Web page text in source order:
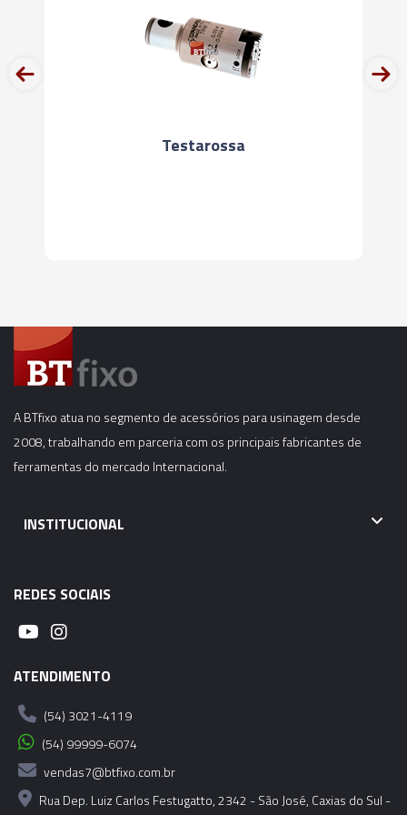
Testarossa
prev next
A BTfixo atua no segmento de acessórios para usinagem desde
2008, trabalhando em parceria com os principais fabricantes de
ferramentas do mercado Internacional.
INSTITUCIONAL
REDES SOCIAIS
ATENDIMENTO
(54) 3021-4119
(54) 99999-6074
vendas7@btfixo.com.br
Rua Dep. Luiz Carlos Festugatto, 2342 - São José, Caxias do Sul -